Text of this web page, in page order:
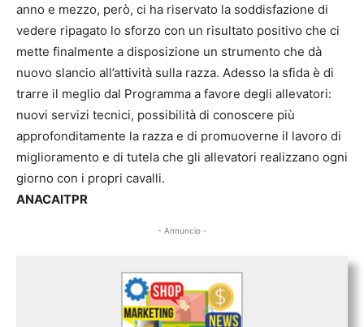
anno e mezzo, però, ci ha riservato la soddisfazione di
vedere ripagato lo sforzo con un risultato positivo che ci
mette finalmente a disposizione un strumento che dà
nuovo slancio all’attività sulla razza. Adesso la sfida è di
trarre il meglio dal Programma a favore degli allevatori:
nuovi servizi tecnici, possibilità di conoscere più
approfonditamente la razza e di promuoverne il lavoro di
miglioramento e di tutela che gli allevatori realizzano ogni
giorno con i propri cavalli.
ANACAITPR
- Annuncio -